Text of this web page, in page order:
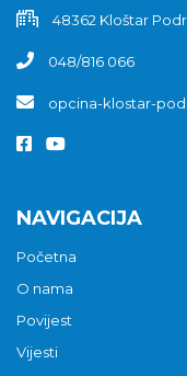
48362 Kloštar
048/816 066
opcina-klostar-
NAVIGACIJA
Početna
O nama
Povijest
Vijesti